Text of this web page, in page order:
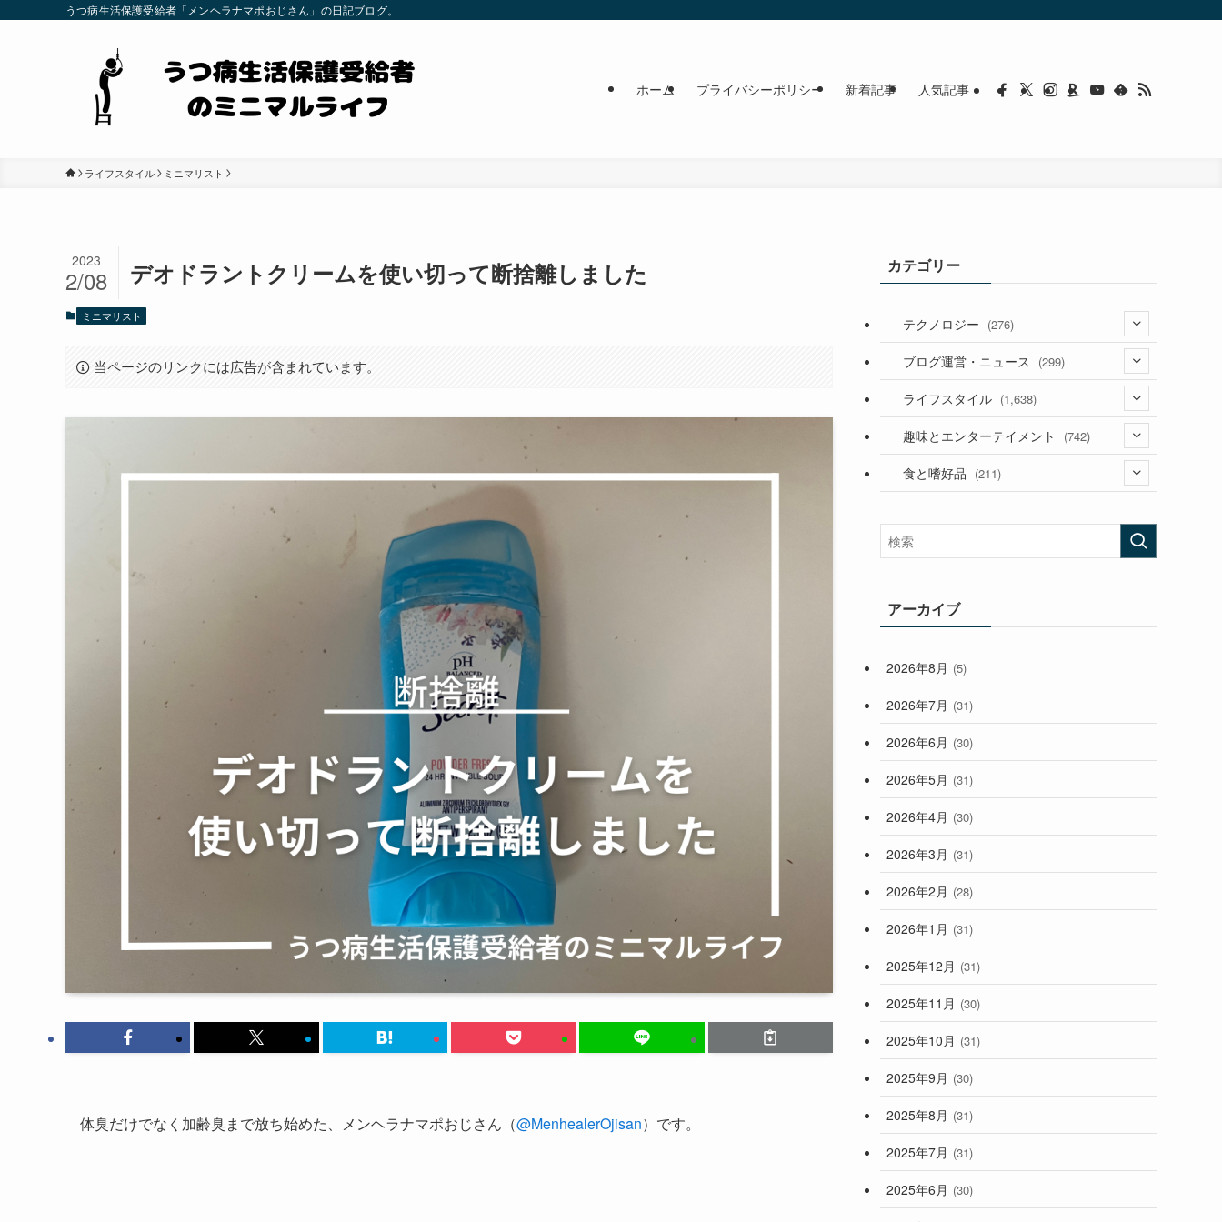
うつ病生活保護受給者「メンヘラナマポおじさん」の日記ブログ。
ホーム プライバシーポリシー 新着記事 人気記事
ライフスタイル ミニマリスト
デオドラントクリームを使い切って断捨離しました
2023
2/08
ミニマリスト
当ページのリンクには広告が含まれています。
体臭だけでなく加齢臭まで放ち始めた、メンヘラナマポおじさん（@MenhealerOjisan）です。
カテゴリー
テクノロジー (276)
(36)
(187)
(53)
ブログ運営・ニュース (299)
(118)
(181)
ライフスタイル (1,638)
(394)
(282)
(33)
(248)
趣味とエンターテイメント (742)
(56)
(472)
食と嗜好品 (211)
アーカイブ
2026年8月 (5)
2026年7月 (31)
2026年6月 (30)
2026年5月 (31)
2026年4月 (30)
2026年3月 (31)
2026年2月 (28)
2026年1月 (31)
2025年12月 (31)
2025年11月 (30)
2025年10月 (31)
2025年9月 (30)
2025年8月 (31)
2025年7月 (31)
2025年6月 (30)